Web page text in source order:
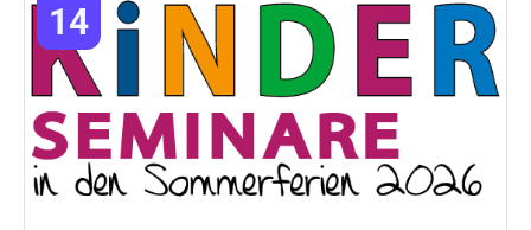
14